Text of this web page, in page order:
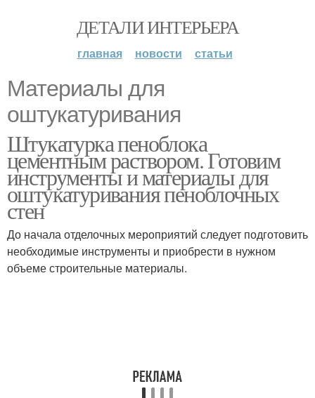
ДЕТАЛИ ИНТЕРЬЕРА
главная новости статьи
Материалы для
оштукатуривания
Штукатурка пеноблока
цементным раствором. Готовим
инструменты и материалы для
оштукатуривания пеноблочных
стен
До начала отделочных мероприятий следует подготовить
необходимые инструменты и приобрести в нужном
объеме строительные материалы.